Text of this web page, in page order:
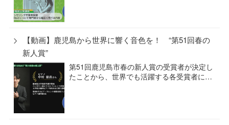
【動画】鹿児島から世界に響く音色を！ “第51回春の
新人賞”
第51回鹿児島市春の新人賞の受賞者が決定し
たことから、世界でも活躍する各受賞者に…